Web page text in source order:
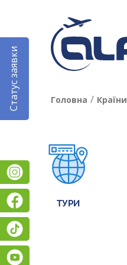
Статус заявки
Instagram
Facebook
Головна / Країни
ТУРИ